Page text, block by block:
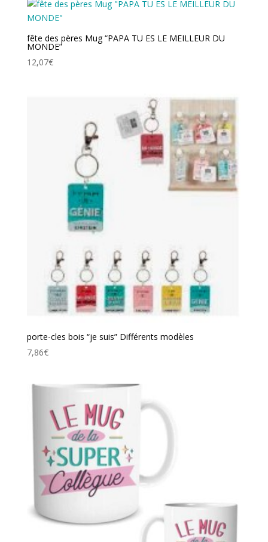
était :
21,87€.
est :
fête des pères Mug “PAPA TU ES LE MEILLEUR DU
MONDE”
12,07€
porte-cles bois “je suis” Différents modèles
7,86€